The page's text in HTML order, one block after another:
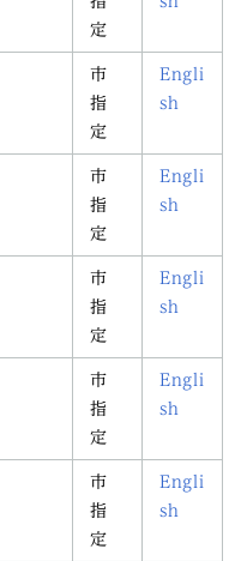
定
市
指
定
Engli
sh
市
指
定
Engli
sh
市
指
定
Engli
sh
市
指
定
Engli
sh
市
指
定
Engli
sh